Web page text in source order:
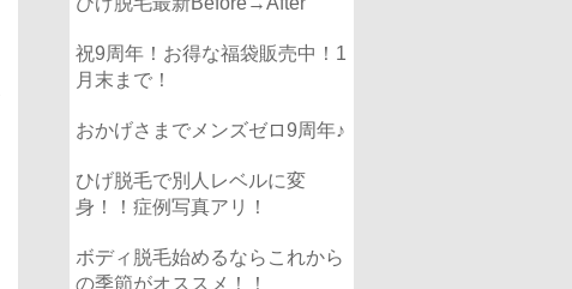
祝9周年！お得な福袋販売中！1
月末まで！
おかげさまでメンズゼロ9周年♪
ひげ脱毛で別人レベルに変
身！！症例写真アリ！
ボディ脱毛始めるならこれから
の季節がオススメ！！